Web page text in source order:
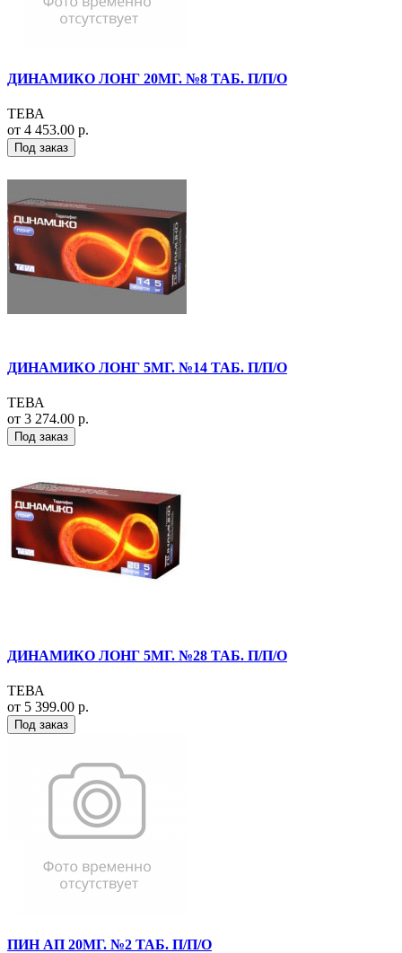
ДИНАМИКО ЛОНГ 20МГ. №8 ТАБ. П/П/О
ТЕВА
от 4 453.00 р.
Под заказ
ДИНАМИКО ЛОНГ 5МГ. №14 ТАБ. П/П/О
ТЕВА
от 3 274.00 р.
Под заказ
ДИНАМИКО ЛОНГ 5МГ. №28 ТАБ. П/П/О
ТЕВА
от 5 399.00 р.
Под заказ
ПИН АП 20МГ. №2 ТАБ. П/П/О